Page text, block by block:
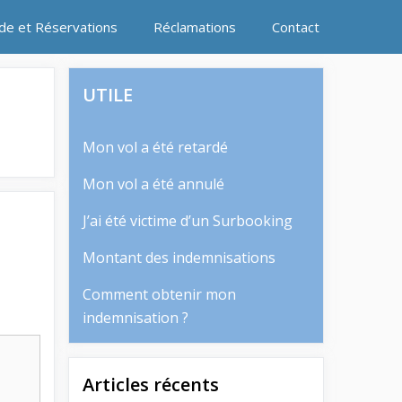
et Réservations Réclamations Contact
UTILE
Mon vol a été retardé
Mon vol a été annulé
J’ai été victime d’un Surbooking
Montant des indemnisations
Comment obtenir mon
indemnisation ?
Articles récents